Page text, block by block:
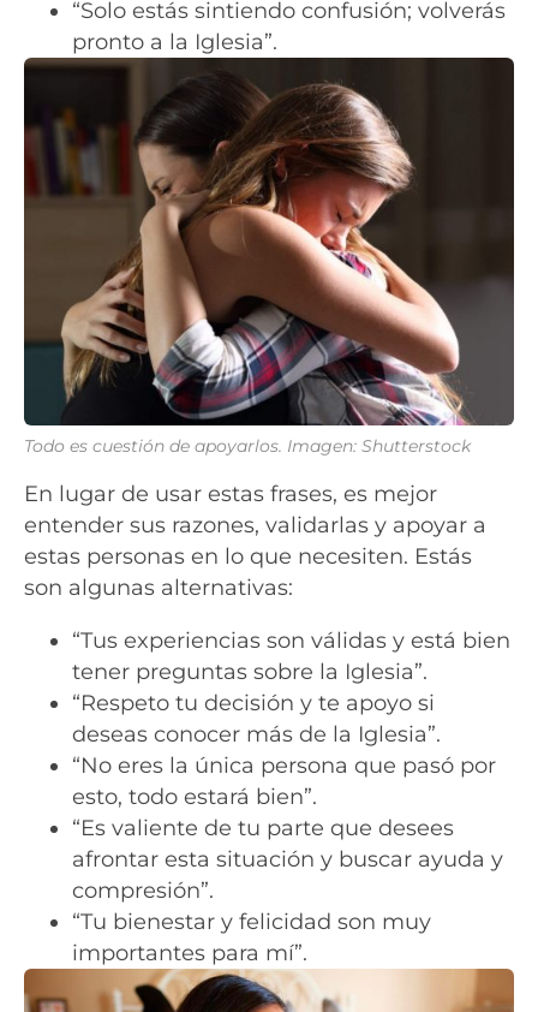
“Solo estás sintiendo confusión; volverás
pronto a la Iglesia”.
Todo es cuestión de apoyarlos. Imagen: Shutterstock
En lugar de usar estas frases, es mejor
entender sus razones, validarlas y apoyar a
estas personas en lo que necesiten. Estás
son algunas alternativas:
“Tus experiencias son válidas y está bien
tener preguntas sobre la Iglesia”.
“Respeto tu decisión y te apoyo si
deseas conocer más de la Iglesia”.
“No eres la única persona que pasó por
esto, todo estará bien”.
“Es valiente de tu parte que desees
afrontar esta situación y buscar ayuda y
compresión”.
“Tu bienestar y felicidad son muy
importantes para mí”.